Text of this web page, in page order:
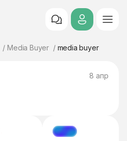
Media Buyer media buyer
8 апр
МЭТЧ